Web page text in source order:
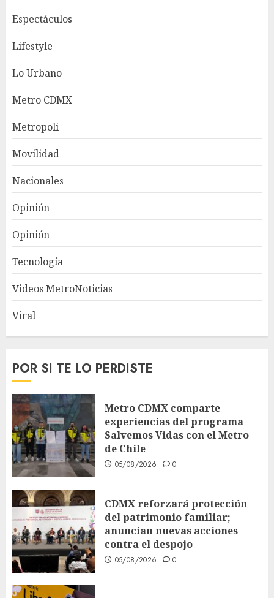
Espectáculos
Lifestyle
Lo Urbano
Metro CDMX
Metropoli
Movilidad
Nacionales
Opinión
Opinión
Tecnología
Videos MetroNoticias
Viral
POR SI TE LO PERDISTE
Metro CDMX comparte
experiencias del programa
Salvemos Vidas con el Metro
de Chile
05/08/2026 0
CDMX reforzará protección
del patrimonio familiar;
anuncian nuevas acciones
contra el despojo
05/08/2026 0